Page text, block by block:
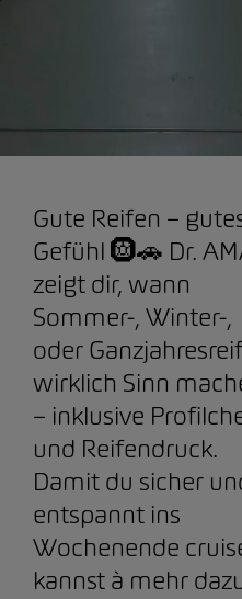
Gute Reifen –
Gefühl 🛞🚗 Dr.
zeigt dir, wann
Sommer-, Winter-,
oder
wirklich Sinn
– inklusive
und Reifendruck.
Damit du sicher
entspannt ins
Wochenende
kannst à mehr